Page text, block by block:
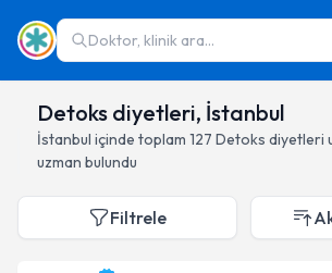
Doktor, klinik ara...
Detoks diyetleri, İstanbul
İstanbul içinde toplam 127 Detoks diyetleri
uzman bulundu
Filtrele